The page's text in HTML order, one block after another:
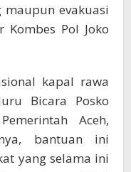
evakuasi
Pol Joko
kapal rawa
Bicara Posko
Aceh,
bantuan ini
yang selama ini